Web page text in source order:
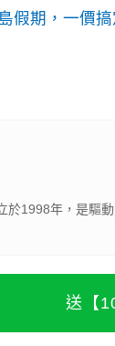
假期，一價
於1998年，是驅
送【